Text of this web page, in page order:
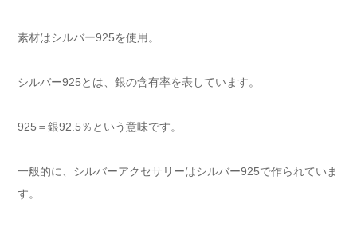
素材はシルバー925を使用。
シルバー925とは、銀の含有率を表しています。
925＝銀92.5％という意味です。
一般的に、シルバーアクセサリーはシルバー925で作られていま
す。